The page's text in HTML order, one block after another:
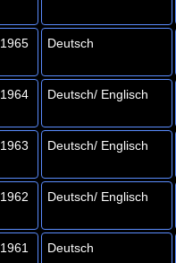
1965 Deutsch
1964 Deutsch/ Englisch
1963 Deutsch/ Englisch
1962 Deutsch/ Englisch
1961 Deutsch